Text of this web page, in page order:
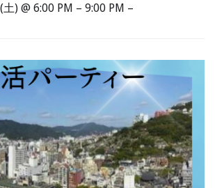
) @ 6:00 PM – 9:00 PM –